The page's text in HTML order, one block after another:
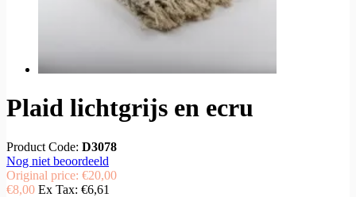
Plaid lichtgrijs en ecru
Product Code: D3078
Nog niet beoordeeld
Original price: €20,00
€8,00 Ex Tax: €6,61